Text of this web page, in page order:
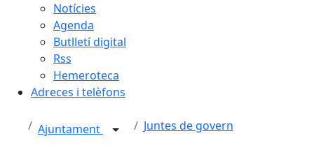
Notícies
Agenda
Butlletí digital
Rss
Hemeroteca
Adreces i telèfons
Ajuntament Juntes de govern